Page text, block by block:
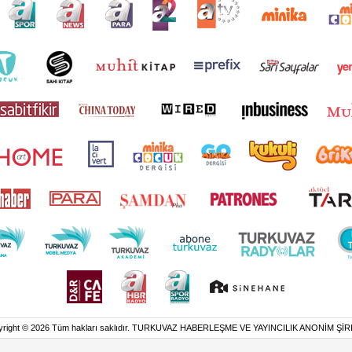
© 2026 Tüm hakları saklıdır. TURKUVAZ HABERLEŞME VE YAYINCILIK ANONİM